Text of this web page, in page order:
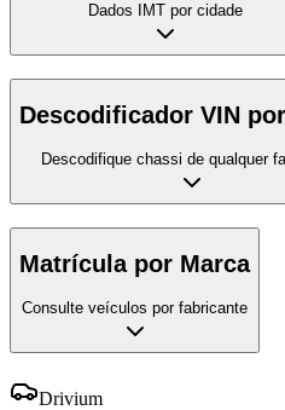
Dados IMT por cidade
Descodificador VIN
Descodifique chassi de qualquer
Matrícula por Marca
Consulte veículos por fabricante
Drivium